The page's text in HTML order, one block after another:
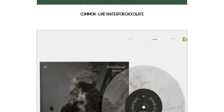
COMMON – LIKE WATER FOR CHOCOLATE